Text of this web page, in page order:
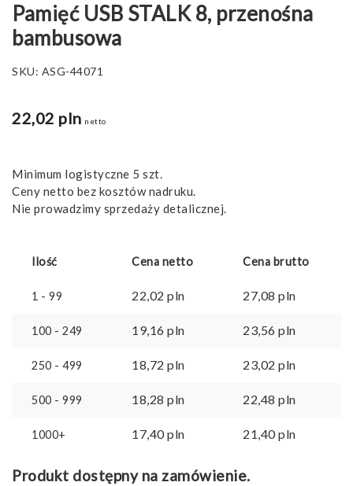
Pamięć USB STALK 8, przenośna
bambusowa
SKU: ASG-44071
22,02 pln netto
Minimum logistyczne 5 szt.
Ceny netto bez kosztów nadruku.
Nie prowadzimy sprzedaży detalicznej.
Ilość Cena netto Cena brutto
1 - 99 22,02 pln 27,08 pln
100 - 249 19,16 pln 23,56 pln
250 - 499 18,72 pln 23,02 pln
500 - 999 18,28 pln 22,48 pln
1000+ 17,40pln 21,40pln
Produkt dostępny na zamówienie.